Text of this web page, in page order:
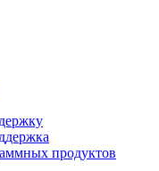
продуктов